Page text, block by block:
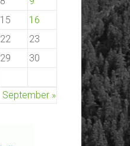
15
16
22
23
29
30
September »